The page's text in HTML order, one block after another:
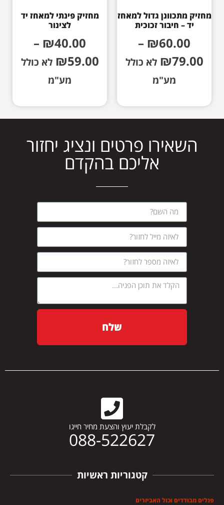
מחזיק מתכוונן גדול למאחז
יד – חיבור זכוכית
₪60.00
–
₪79.00
לא כולל
מע"מ
מחזיק פינתי למאחז יד
לצינור
₪40.00
–
₪59.00
לא כולל
מע"מ
השאירו פרטים ונציג יחזור
אליכם בהקדם
שלח
לקבלת יעוץ והצעת מחיר חייגו
088-522627
קטגוריות ראשיות
פנלים מבודדים וכול האביזרים